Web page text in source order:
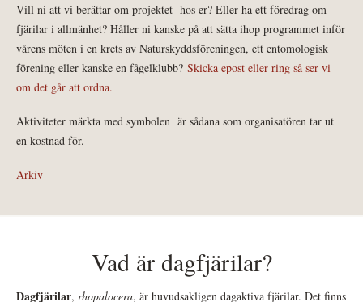
Vill ni att vi berättar om projektet hos er? Eller ha ett föredrag om
fjärilar i allmänhet? Håller ni kanske på att sätta ihop programmet inför
vårens möten i en krets av Naturskyddsföreningen, ett entomologisk
förening eller kanske en fågelklubb? Skicka epost eller ring så ser vi
om det går att ordna.
Aktiviteter märkta med symbolen är sådana som organisatören tar ut
en kostnad för.
Arkiv
Vad är dagfjärilar?
Dagfjärilar, rhopalocera, är huvudsakligen dagaktiva fjärilar. Det finns